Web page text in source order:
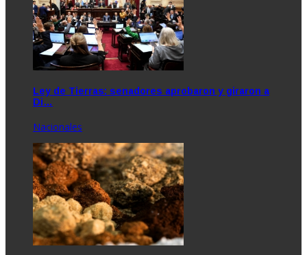
Ley de Tierras: senadores aprobaron y giraron a
Di…
Nacionales